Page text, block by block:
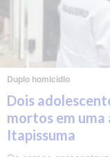
Duplo homicídio
Dois
mortos em uma
Itapissuma